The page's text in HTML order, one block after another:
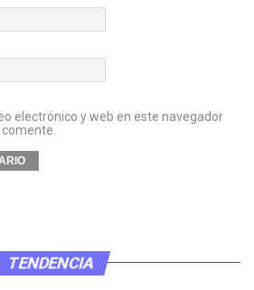
electrónico y web en este navegador
TENDENCIA